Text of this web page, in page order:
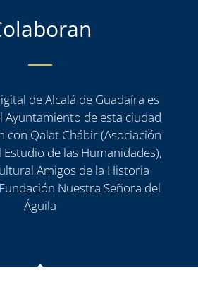
de Alcalá de Guadaíra es
Ayuntamiento de esta ciudad
con Qalat Chábir (Asociación
de las Humanidades),
Amigos de la Historia
Nuestra Señora del
Águila